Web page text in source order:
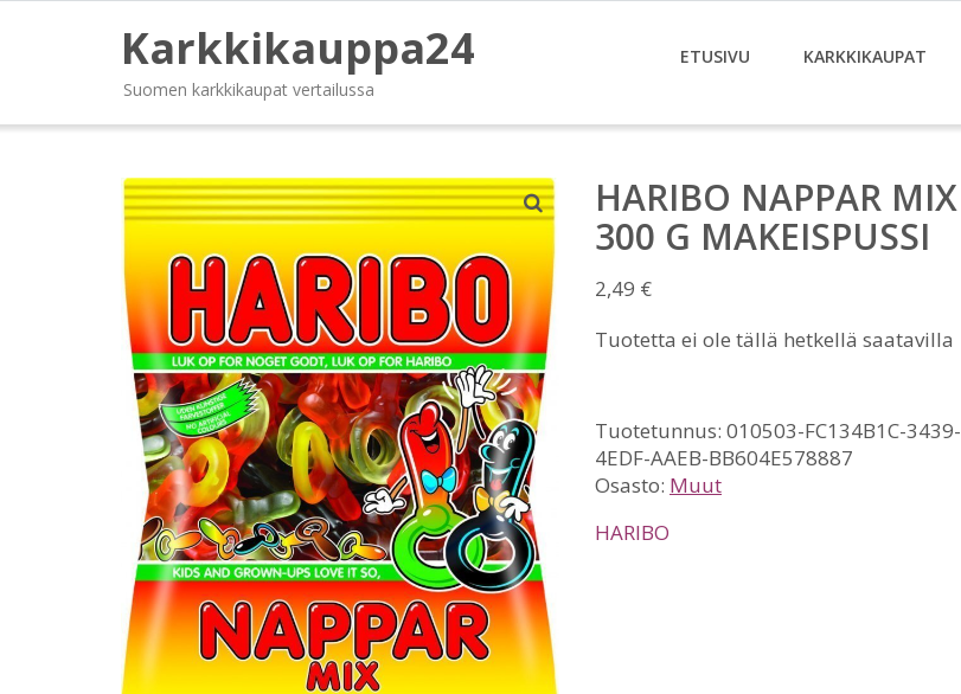
Karkkikauppa24
Suomen karkkikaupat vertailussa
ETUSIVU KARKKIKAUPAT
HARIBO NAPPAR MIX
300 G MAKEISPUSSI
2,49 €
Tuotetta ei ole tällä hetkellä saatavilla
Tuotetunnus: 010503-FC134B1C-3439-
4EDF-AAEB-BB604E578887
Osasto: Muut
HARIBO